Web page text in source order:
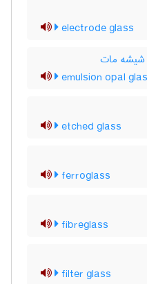
electrode glass
مات
emulsion opal
etched glass
ferroglass
fibreglass
filter glass